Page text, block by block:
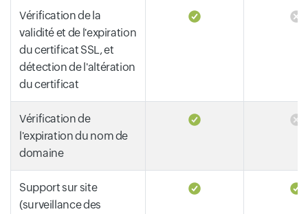
Vérification de la
validité et de l'expiration
du certificat SSL, et
détection de l'altération
du certificat
Vérification de
l'expiration du nom de
domaine
Support sur site
(surveillance des